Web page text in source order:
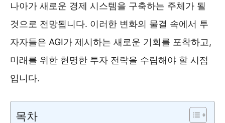
나아가 새로운 경제 시스템을 구축하는 주체가 될
것으로 전망됩니다. 이러한 변화의 물결 속에서 투
자자들은 AGI가 제시하는 새로운 기회를 포착하고,
미래를 위한 현명한 투자 전략을 수립해야 할 시점
입니다.
목차